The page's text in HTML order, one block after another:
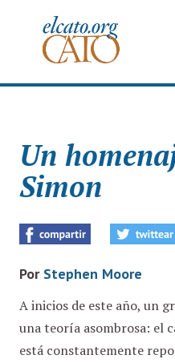
Un
Simon
Por Stephen Moore
A inicios de este año, un
una teoría asombrosa: el
está constantemente